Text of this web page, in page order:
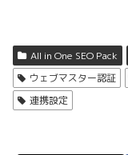
All in One SEO Pack
ウェブマスター認証
連携設定